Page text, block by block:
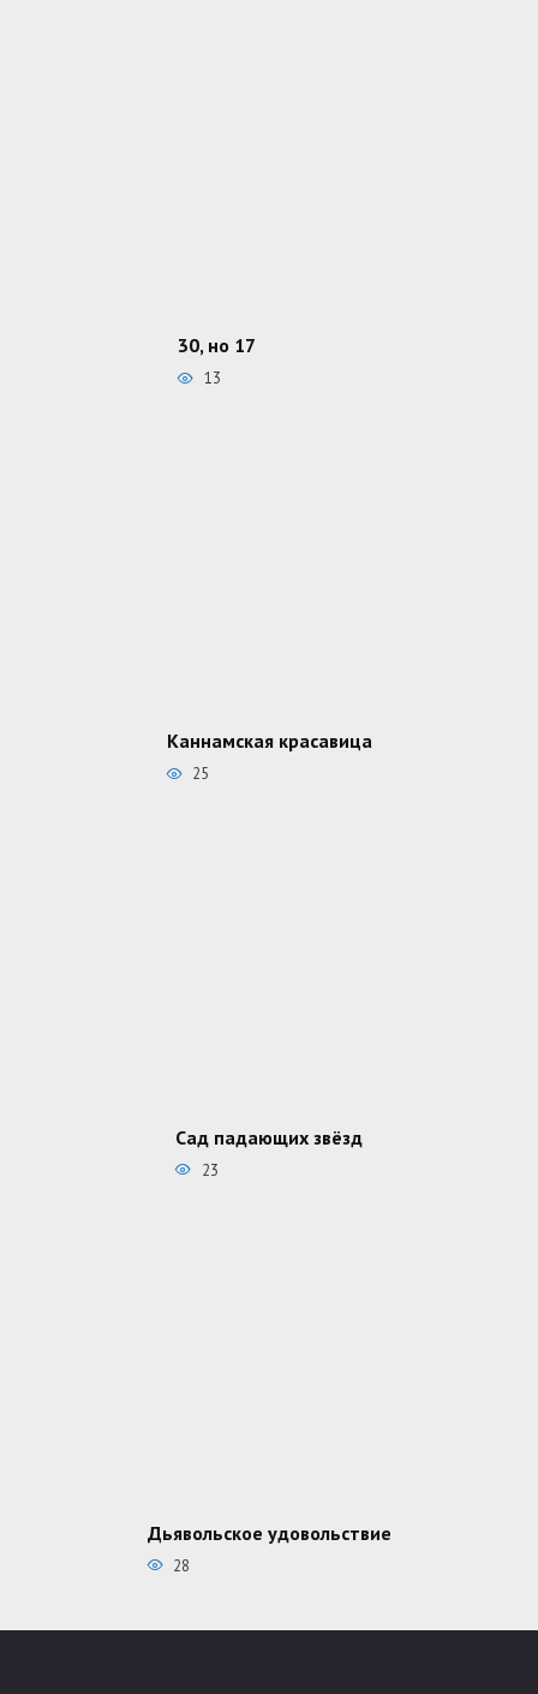
30, но 17
13
Каннамская красавица
25
Сад падающих звёзд
23
Дьявольское удовольствие
28